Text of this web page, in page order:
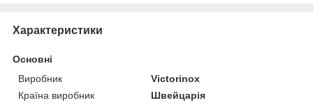
Характеристики
Основні
Виробник
Victorinox
Країна виробник
Швейцарія